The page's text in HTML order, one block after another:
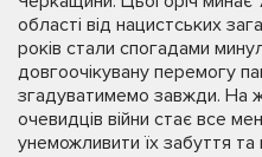
області від нацистських
років стали спогадами
довгоочікувану перемогу
згадуватимемо завжди. На
очевидців війни стає все
унеможливити їх забуття